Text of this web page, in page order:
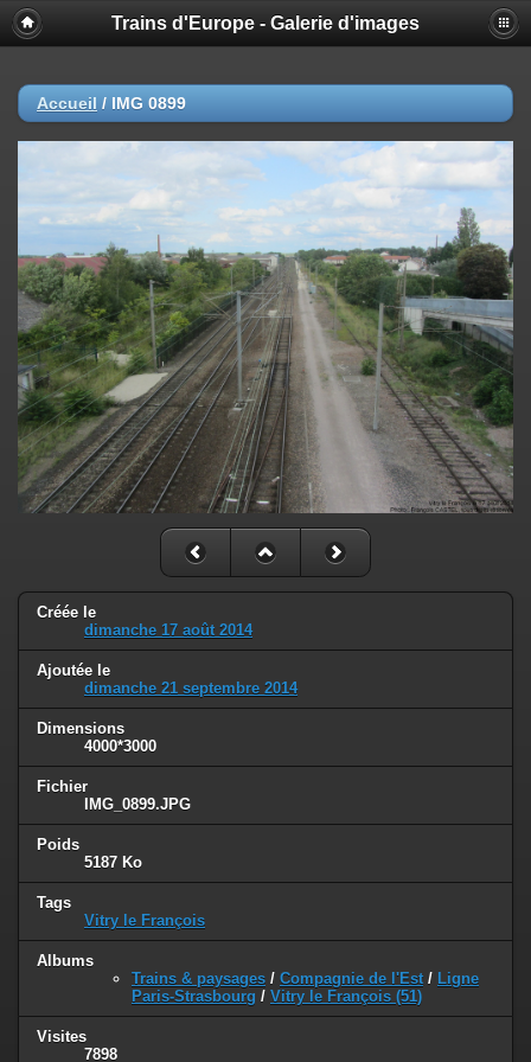
Trains d'Europe - Galerie d'images
Accueil / IMG 0899
Créée le
dimanche 17 août 2014
Ajoutée le
dimanche 21 septembre 2014
Dimensions
4000*3000
Fichier
IMG_0899.JPG
Poids
5187 Ko
Tags
Vitry le François
Albums
Trains & paysages / Compagnie de l'Est / Ligne
Paris-Strasbourg / Vitry le François (51)
Visites
7898